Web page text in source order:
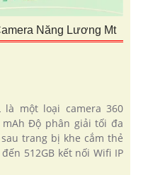
Năng Lương Mt
là một loại camera 360
Độ phân giải tối đa
trang bị khe cắm thẻ
512GB kết nối Wifi IP